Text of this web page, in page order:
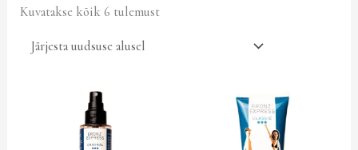
Kuvatakse kõik 6 tulemust